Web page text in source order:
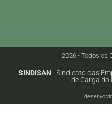
2026 - Todos os
SINDISAN - Sindicato das
de Carga do